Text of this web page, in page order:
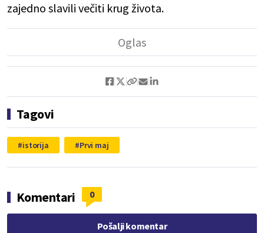
zajedno slavili večiti krug života.
Tagovi
istorija Prvi maj
Komentari 0
Pošalji komentar